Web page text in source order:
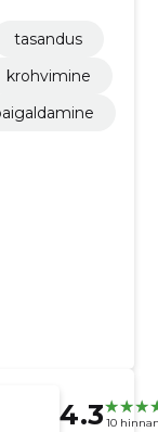
tasandus
krohvimine
4.3 10